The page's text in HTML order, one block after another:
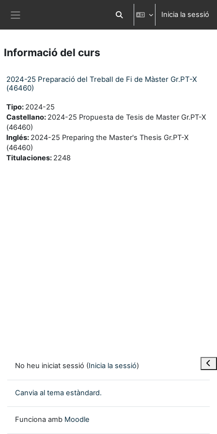
Commuta l'entrada de la cerca
Inicia la sessió
Informació del curs
2024-25 Preparació del Treball de Fi de Màster Gr.PT-X
(46460)
Tipo: 2024-25
Castellano: 2024-25 Propuesta de Tesis de Master Gr.PT-X
(46460)
Inglés: 2024-25 Preparing the Master's Thesis Gr.PT-X
(46460)
Titulaciones: 2248
No heu iniciat sessió (Inicia la sessió)
Canvia al tema estàndard.
Funciona amb Moodle